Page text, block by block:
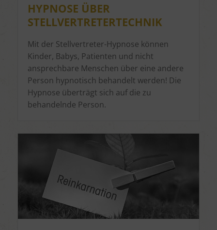
HYPNOSE ÜBER
STELLVERTRETERTECHNIK
Mit der Stellvertreter-Hypnose können
Kinder, Babys, Patienten und nicht
ansprechbare Menschen über eine andere
Person hypnotisch behandelt werden! Die
Hypnose überträgt sich auf die zu
behandelnde Person.